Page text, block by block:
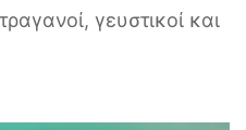
γευστικοί και